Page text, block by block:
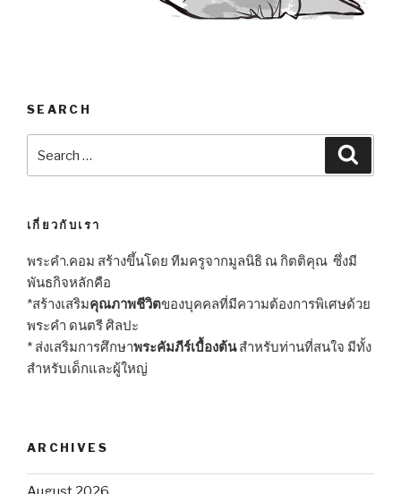
SEARCH
for:
เกี่ยวกับเรา
พระคำ.คอม สร้างขึ้นโดย ทีมครูจากมูลนิธิ ณ กิตติคุณ ซึ่งมี
พันธกิจหลักคือ
*สร้างเสริมคุณภาพชีวิตของบุคคลที่มีความต้องการพิเศษด้วย
พระคำ ดนตรี ศิลปะ
* ส่งเสริมการศึกษาพระคัมภีร์เบื้องต้นสำหรับท่านที่สนใจ มีทั้ง
สำหรับเด็กและผู้ใหญ่
ARCHIVES